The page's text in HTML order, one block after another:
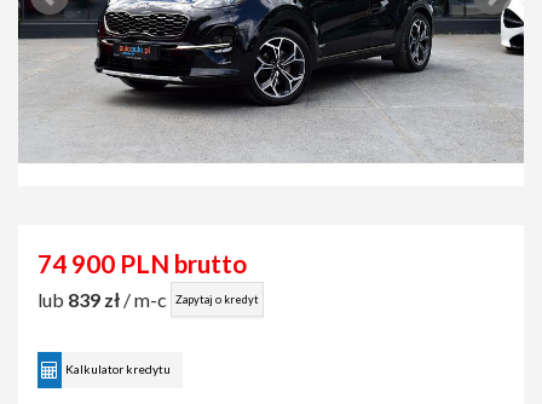
74 900 PLN brutto
lub 839 zł / m-c Zapytaj o kredyt
Kalkulator kredytu